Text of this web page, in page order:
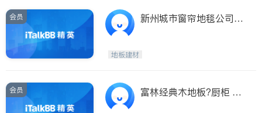
会员
新州城市窗帘地毯公司
地板建材
会员
富林经典木地板?厨柜 W